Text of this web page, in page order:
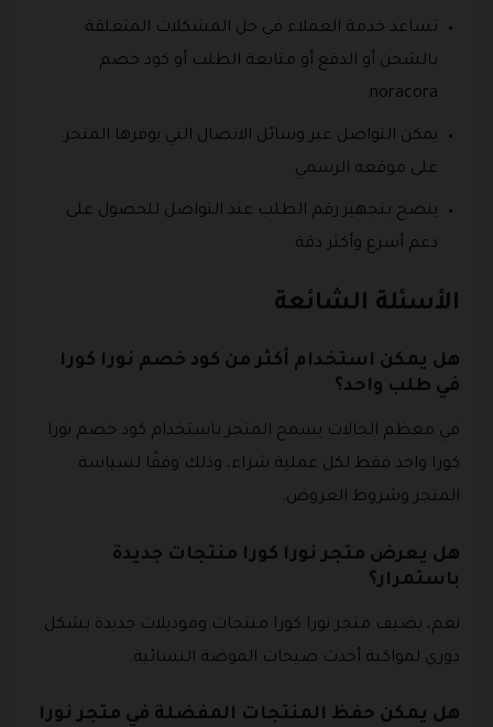
تساعد خدمة العملاء في حل المشكلات المتعلقة
بالشحن أو الدفع أو متابعة الطلب أو كود خصم
noracora.
يمكن التواصل عبر وسائل الاتصال التي يوفرها المتجر
على موقعه الرسمي.
ينصح بتجهيز رقم الطلب عند التواصل للحصول على
دعم أسرع وأكثر دقة.
الأسئلة الشائعة
هل يمكن استخدام أكثر من كود خصم نورا كورا
في طلب واحد؟
في معظم الحالات يسمح المتجر باستخدام كود خصم نورا
كورا واحد فقط لكل عملية شراء، وذلك وفقًا لسياسة
المتجر وشروط العروض.
هل يعرض متجر نورا كورا منتجات جديدة
باستمرار؟
نعم، يضيف متجر نورا كورا منتجات وموديلات جديدة بشكل
دوري لمواكبة أحدث صيحات الموضة النسائية.
هل يمكن حفظ المنتجات المفضلة في متجر نورا